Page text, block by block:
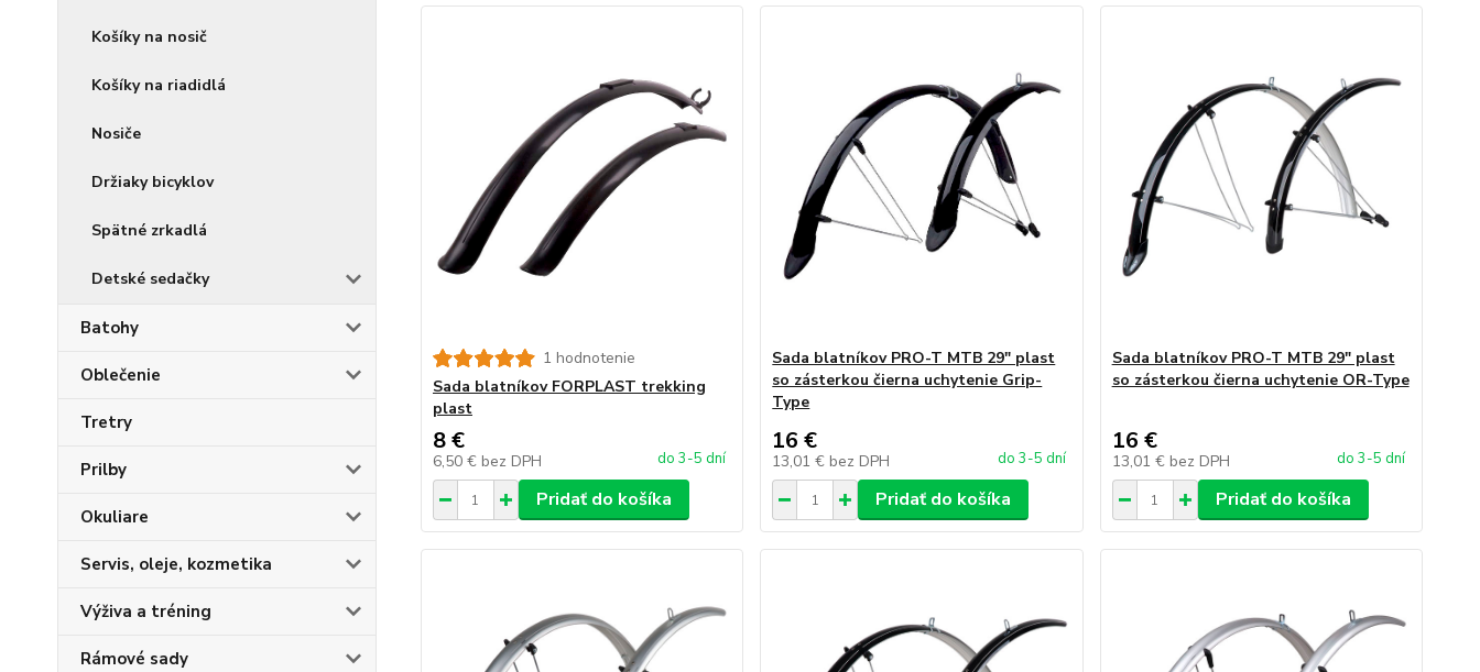
Košíky na nosič
Košíky na riadidlá
Nosiče
Držiaky bicyklov
Spätné zrkadlá
Detské sedačky
Batohy
Oblečenie
Tretry
Prilby
Okuliare
Servis, oleje, kozmetika
Výživa a tréning
Rámové sady
1 hodnotenie
Sada blatníkov FORPLAST trekking
plast
8 €
6,50 € bez DPH do 3-5 dní
Pridať do košíka
Sada blatníkov PRO-T MTB 29" plast
so zásterkou čierna uchytenie Grip-
Type
16 €
13,01 € bez DPH do 3-5 dní
Pridať do košíka
Sada blatníkov PRO-T MTB 29" plast
so zásterkou čierna uchytenie OR-Type
16 €
13,01 € bez DPH do 3-5 dní
Pridať do košíka